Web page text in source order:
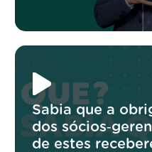
Sabia que a
dos
de estes